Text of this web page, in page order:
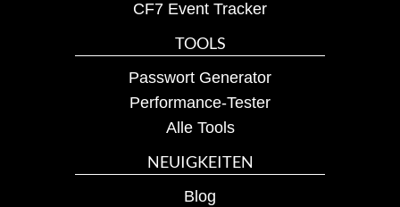
CF7 Event Tracker
TOOLS
Passwort Generator
Performance-Tester
Alle Tools
NEUIGKEITEN
Blog